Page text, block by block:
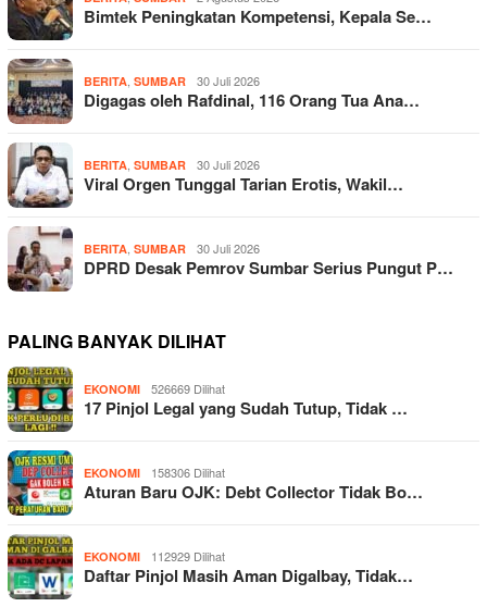
Bimtek Peningkatan Kompetensi, Kepala Se…
BERITA SUMBAR 30 Juli 2026
Digagas oleh Rafdinal, 116 Orang Tua Ana…
BERITA SUMBAR 30 Juli 2026
Viral Orgen Tunggal Tarian Erotis, Wakil…
BERITA SUMBAR 30 Juli 2026
DPRD Desak Pemrov Sumbar Serius Pungut P…
PALING BANYAK DILIHAT
EKONOMI 526669 Dilihat
17 Pinjol Legal yang Sudah Tutup, Tidak …
EKONOMI 158306 Dilihat
Aturan Baru OJK: Debt Collector Tidak Bo…
EKONOMI 112929 Dilihat
Daftar Pinjol Masih Aman Digalbay, Tidak…